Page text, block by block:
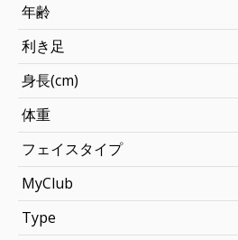
年齢
利き足
身長(cm)
体重
フェイスタイプ
MyClub
Type